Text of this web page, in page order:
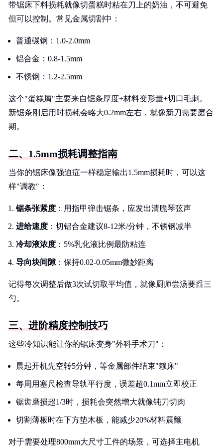
带锯床下料损耗就像切蛋糕时粘在刀上的奶油，不可避免
但可以控制。常见金属切割中：
普通碳钢：1.0-2.0mm
铝合金：0.8-1.5mm
不锈钢：1.2-2.5mm
这个"蛋糕屑"主要来自锯条厚度+材料变形量+切口毛刺。
新锯条刚启用时损耗会略大0.2mm左右，就像新刀需要磨合
期。
二、1.5mm损耗调整指南
当你的锯床像强迫症一样稳定输出1.5mm损耗时，可以这
样"调教"：
锯条张紧度 ：用指甲弹击锯条，应发出清脆琴弦声
进给速度 ：切铝合金建议8-12米/分钟，不锈钢减半
冷却液浓度 ：5%乳化液比例最防粘连
导向块间隙：保持0.02-0.05mm微妙距离
记得每次调整后做3次试切取平均值，就像厨师尝汤要舀三
勺。
三、进阶精度控制技巧
这些冷知识能让你的锯床变身"外科手术刀"：
晨起开机先空转5分钟，等金属部件结束"赖床"
每周用塞尺检查导轨平行度，误差超0.1mm立即校正
锯齿磨损超1/3时，损耗会突然增大就像钝刀切肉
切割薄板时在下方垫木板，能减少20%材料震颤
对于需要处理800mm大尺寸工件的场景，可选择主电机